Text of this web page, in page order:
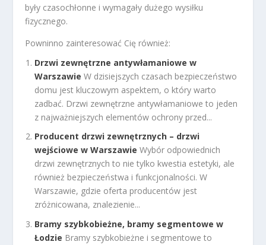
były czasochłonne i wymagały dużego wysiłku
fizycznego.
Powninno zainteresować Cię również:
Drzwi zewnętrzne antywłamaniowe w
Warszawie W dzisiejszych czasach bezpieczeństwo
domu jest kluczowym aspektem, o który warto
zadbać. Drzwi zewnętrzne antywłamaniowe to jeden
z najważniejszych elementów ochrony przed...
Producent drzwi zewnętrznych – drzwi
wejściowe w Warszawie Wybór odpowiednich
drzwi zewnętrznych to nie tylko kwestia estetyki, ale
również bezpieczeństwa i funkcjonalności. W
Warszawie, gdzie oferta producentów jest
zróżnicowana, znalezienie...
Bramy szybkobieżne, bramy segmentowe w
Łodzie Bramy szybkobieżne i segmentowe to